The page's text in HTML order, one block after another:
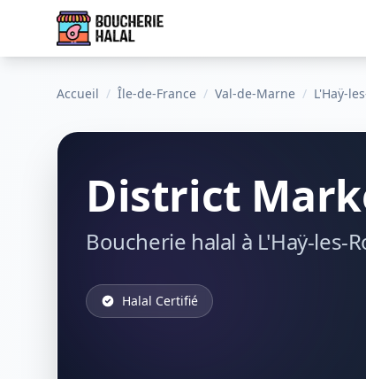
Accueil / Île-de-France / Val-de-Marne / L'Haÿ-
District
Boucherie halal à L'Haÿ-les-
Halal Certifié